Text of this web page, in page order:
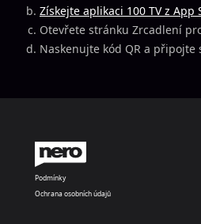
Získejte aplikaci 100 TV z App
Otevřete stránku Zrcadlení
Naskenujte kód QR a připojte
Podmínky
Ochrana osobních údajů